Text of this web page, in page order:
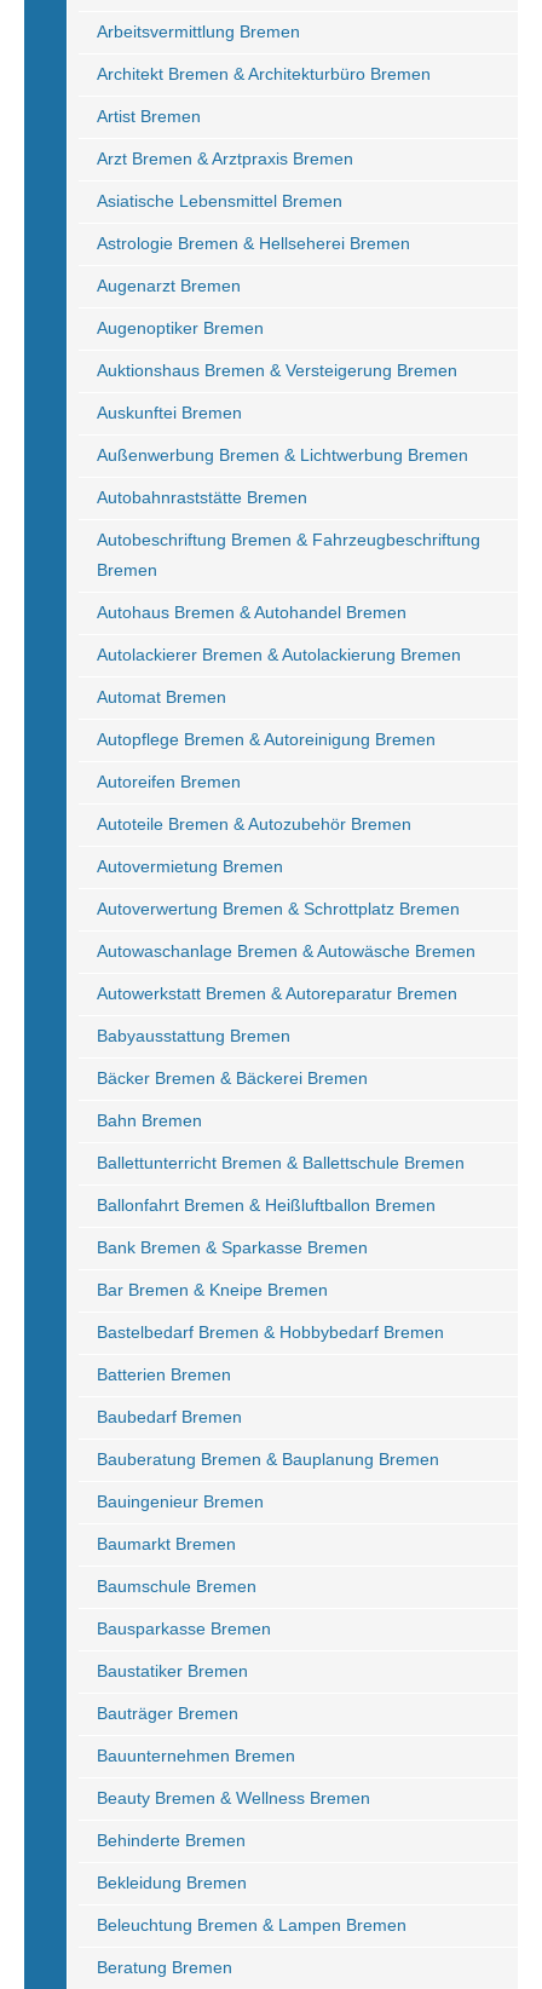
Arbeitsvermittlung Bremen
Architekt Bremen & Architekturbüro Bremen
Artist Bremen
Arzt Bremen & Arztpraxis Bremen
Asiatische Lebensmittel Bremen
Astrologie Bremen & Hellseherei Bremen
Augenarzt Bremen
Augenoptiker Bremen
Auktionshaus Bremen & Versteigerung Bremen
Auskunftei Bremen
Außenwerbung Bremen & Lichtwerbung Bremen
Autobahnraststätte Bremen
Autobeschriftung Bremen & Fahrzeugbeschriftung
Bremen
Autohaus Bremen & Autohandel Bremen
Autolackierer Bremen & Autolackierung Bremen
Automat Bremen
Autopflege Bremen & Autoreinigung Bremen
Autoreifen Bremen
Autoteile Bremen & Autozubehör Bremen
Autovermietung Bremen
Autoverwertung Bremen & Schrottplatz Bremen
Autowaschanlage Bremen & Autowäsche Bremen
Autowerkstatt Bremen & Autoreparatur Bremen
Babyausstattung Bremen
Bäcker Bremen & Bäckerei Bremen
Bahn Bremen
Ballettunterricht Bremen & Ballettschule Bremen
Ballonfahrt Bremen & Heißluftballon Bremen
Bank Bremen & Sparkasse Bremen
Bar Bremen & Kneipe Bremen
Bastelbedarf Bremen & Hobbybedarf Bremen
Batterien Bremen
Baubedarf Bremen
Bauberatung Bremen & Bauplanung Bremen
Bauingenieur Bremen
Baumarkt Bremen
Baumschule Bremen
Bausparkasse Bremen
Baustatiker Bremen
Bauträger Bremen
Bauunternehmen Bremen
Beauty Bremen & Wellness Bremen
Behinderte Bremen
Bekleidung Bremen
Beleuchtung Bremen & Lampen Bremen
Beratung Bremen